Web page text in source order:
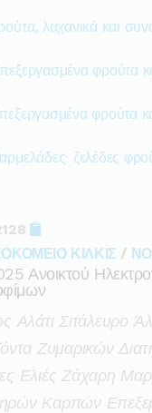
λαχανικά και
φρούτα
φρούτα
ζελέδες
ΚΙΛΚΙΣ /
Ανοικτού
Αλάτι Σιτάλευρο
Ζυμαρικών
Ελιές Ζάχαρη
Καρπών